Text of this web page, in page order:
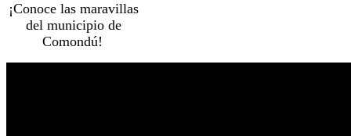
¡Conoce las maravillas
del municipio de
Comondú!